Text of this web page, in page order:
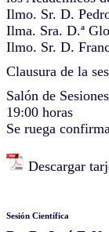
Ilmo. Sr. D.
Ilma. Sra. D.ª
Ilmo. Sr. D.
Clausura de la
Salón de
19:00 horas
Se ruega
Descargar
Sesión Científica